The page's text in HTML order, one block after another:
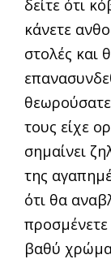
δείτε ότι
κάνετε
στολές και
τους είχε
σημαίνει
της
ότι θα
βαθύ